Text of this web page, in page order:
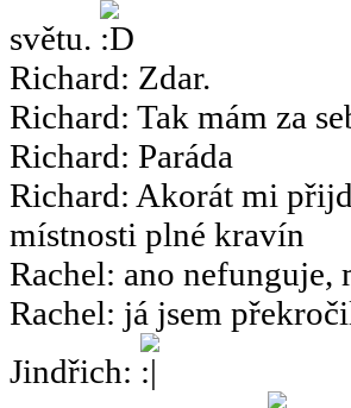
světu.
Richard: Zdar.
Richard: Tak mám za
Richard: Paráda
Richard: Akorát mi
místnosti plné kravín
Rachel: ano nefunguje,
Rachel: já jsem
Jindřich: